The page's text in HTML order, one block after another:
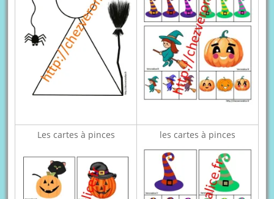
Les cartes à pinces les cartes à pinces